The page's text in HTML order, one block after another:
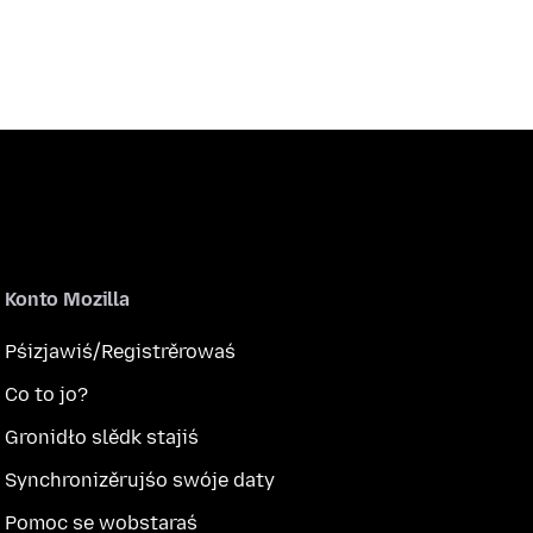
Konto Mozilla
Pśizjawiś/Registrěrowaś
Co to jo?
Gronidło slědk stajiś
Synchronizěrujśo swóje daty
Pomoc se wobstaraś